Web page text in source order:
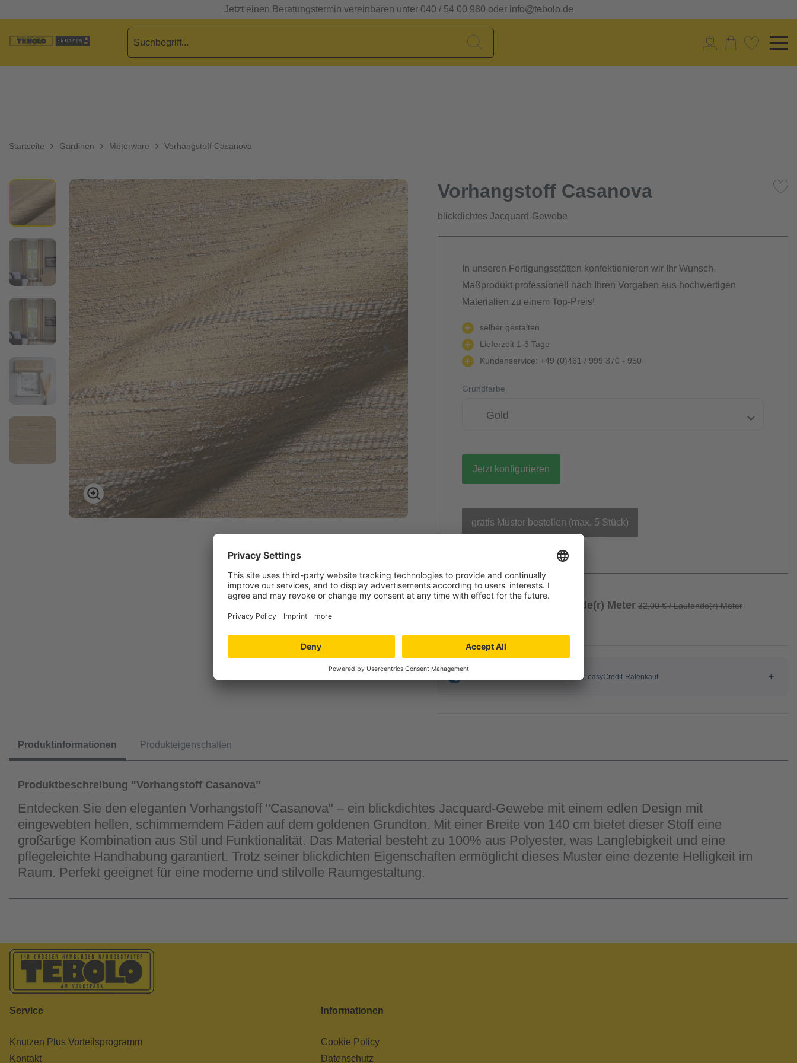
Jetzt einen Beratungstermin vereinbaren unter 040 / 54 00 980 oder info@tebolo.de
Startseite Gardinen Meterware Vorhangstoff Casanova
Vorhangstoff Casanova
blickdichtes Jacquard-Gewebe
In unseren Fertigungsstätten konfektionieren wir Ihr Wunsch-
Maßprodukt professionell nach Ihren Vorgaben aus hochwertigen
Materialien zu einem Top-Preis!
selber gestalten
Lieferzeit 1-3 Tage
Kundenservice: +49 (0)461 / 999 370 - 950
Grundfarbe
Gold
Jetzt konfigurieren
gratis Muster bestellen (max. 5 Stück)
23,99 € / Laufende(r) Meter 32,00 € / Laufende(r) Meter
Produktinformationen Produkteigenschaften
Produktbeschreibung "Vorhangstoff Casanova"
Entdecken Sie den eleganten Vorhangstoff "Casanova" – ein blickdichtes Jacquard-Gewebe mit einem edlen Design mit
eingewebten hellen, schimmerndem Fäden auf dem goldenen Grundton. Mit einer Breite von 140 cm bietet dieser Stoff eine
großartige Kombination aus Stil und Funktionalität. Das Material besteht zu 100% aus Polyester, was Langlebigkeit und eine
pflegeleichte Handhabung garantiert. Trotz seiner blickdichten Eigenschaften ermöglicht dieses Muster eine dezente Helligkeit im
Raum. Perfekt geeignet für eine moderne und stilvolle Raumgestaltung.
Service
Knutzen Plus Vorteilsprogramm
Kontakt
Informationen
Cookie Policy
Datenschutz